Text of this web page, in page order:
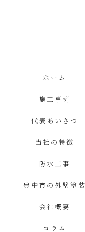
ホーム
施工事例
代表あいさつ
当社の特徴
防水工事
豊中市の外壁塗装
会社概要
コラム